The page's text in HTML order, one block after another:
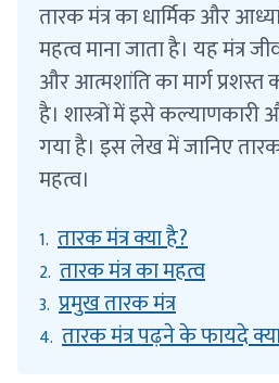
तारक मंत्र का धार्मिक और
महत्व माना जाता है। यह मंत्र
और आत्मशांति का मार्ग प्रशस्त
है। शास्त्रों में इसे कल्याणकारी
गया है। इस लेख में जानिए
महत्व।
1. तारक मंत्र क्या है?
2. तारक मंत्र का महत्व
3. प्रमुख तारक मंत्र
4. तारक मंत्र पढ़ने के फायदे